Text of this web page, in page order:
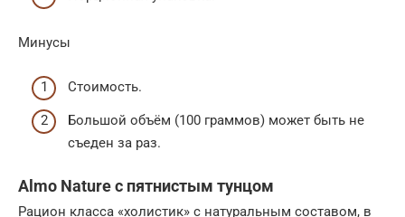
Минусы
Стоимость.
Большой объём (100 граммов) может быть не
съеден за раз.
Almo Nature с пятнистым тунцом
Рацион класса «холистик» с натуральным составом, в